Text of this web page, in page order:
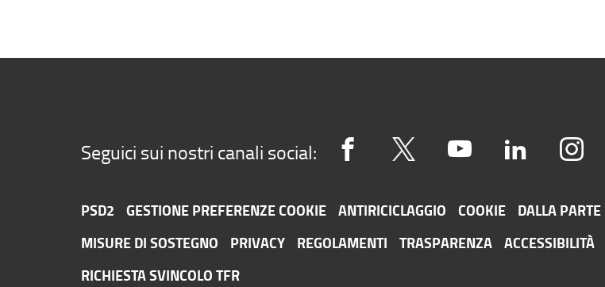
Seguici sui nostri canali social:
PSD2 GESTIONE PREFERENZE COOKIE ANTIRICICLAGGIO COOKIE DALLA
MISURE DI SOSTEGNO
PRIVACY REGOLAMENTI TRASPARENZA ACCESSIBILITÀ
RICHIESTA SVINCOLO TFR